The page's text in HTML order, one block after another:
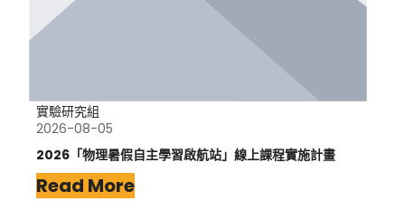
實驗研究組
2026-08-05
2026「物理暑假自主學習啟航站」線上課程實施計畫
Read More